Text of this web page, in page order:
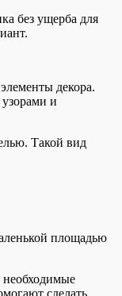
без ущерба для
декора.
и
Такой вид
площадью
необходимые